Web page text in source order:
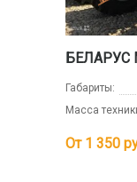
БЕЛАРУС
Габариты:
Масса
От 1 350